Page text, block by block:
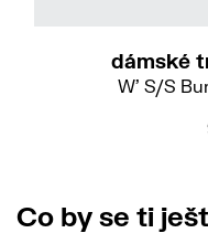
dámské
W' S/S
Co by se ti